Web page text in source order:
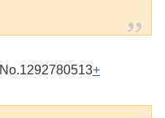
No.1292780513+